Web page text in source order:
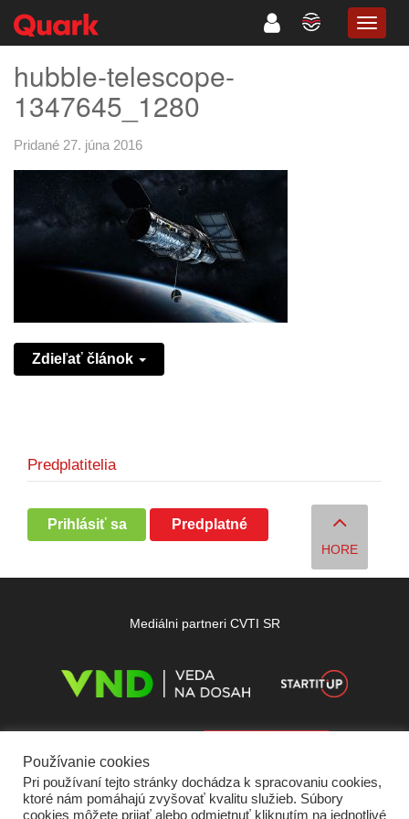
hubble-telescope-
1347645_1280
Pridané 27. júna 2016
Zdieľať článok
Predplatitelia
Prihlásiť sa Predplatné
HORE
Mediálni partneri CVTI SR
Používanie cookies
Pri používaní tejto stránky dochádza k spracovaniu cookies,
ktoré nám pomáhajú zvyšovať kvalitu služieb. Súbory
cookies môžete prijať alebo odmietnuť kliknutím na jednotlivé